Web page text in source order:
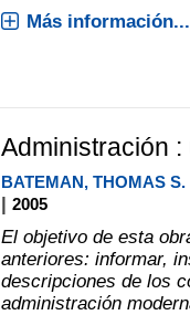
Más información...
Administración
BATEMAN, THOMAS S.
| 2005
El objetivo de esta
anteriores: informar,
descripciones de los
administración